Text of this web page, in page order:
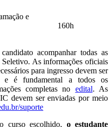
e
160h
acompanhar todas as
Seletivo. As informações oficiais
para ingresso devem ser
é fundamental a todos os
completas no edital. As
devem ser enviadas por meio
suporte
curso escolhido, o estudante